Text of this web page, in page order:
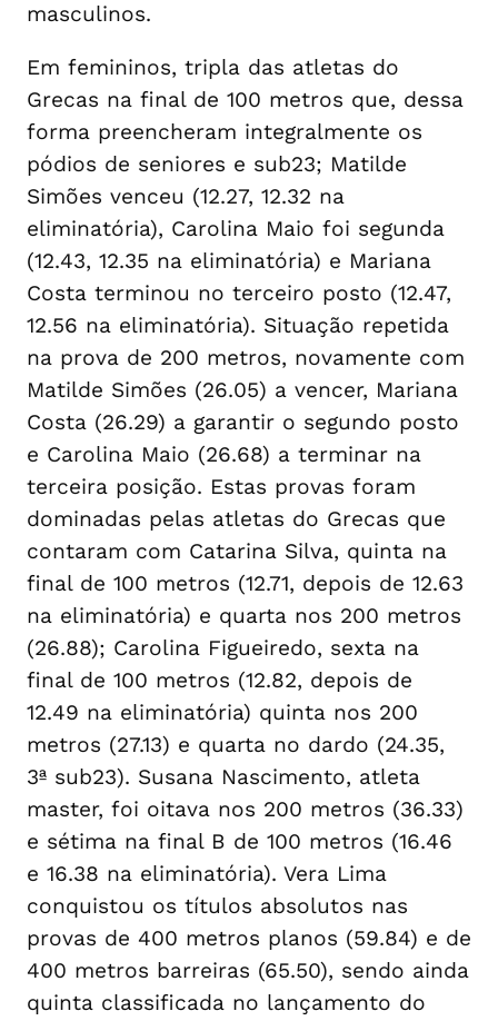
masculinos.
Em femininos, tripla das atletas do
Grecas na final de 100 metros que, dessa
forma preencheram integralmente os
pódios de seniores e sub23; Matilde
Simões venceu (12.27, 12.32 na
eliminatória), Carolina Maio foi segunda
(12.43, 12.35 na eliminatória) e Mariana
Costa terminou no terceiro posto (12.47,
12.56 na eliminatória). Situação repetida
na prova de 200 metros, novamente com
Matilde Simões (26.05) a vencer, Mariana
Costa (26.29) a garantir o segundo posto
e Carolina Maio (26.68) a terminar na
terceira posição. Estas provas foram
dominadas pelas atletas do Grecas que
contaram com Catarina Silva, quinta na
final de 100 metros (12.71, depois de 12.63
na eliminatória) e quarta nos 200 metros
(26.88); Carolina Figueiredo, sexta na
final de 100 metros (12.82, depois de
12.49 na eliminatória) quinta nos 200
metros (27.13) e quarta no dardo (24.35,
3ª sub23). Susana Nascimento, atleta
master, foi oitava nos 200 metros (36.33)
e sétima na final B de 100 metros (16.46
e 16.38 na eliminatória). Vera Lima
conquistou os títulos absolutos nas
provas de 400 metros planos (59.84) e de
400 metros barreiras (65.50), sendo ainda
quinta classificada no lançamento do